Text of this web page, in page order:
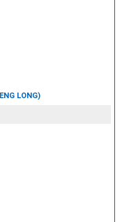
LONG)